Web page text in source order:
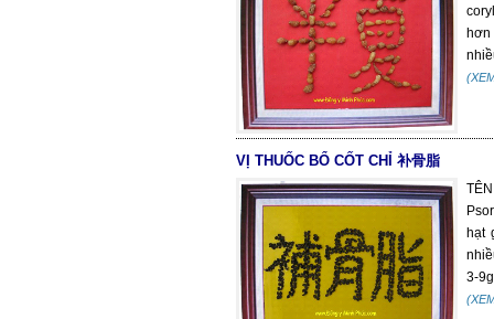
VỊ THUỐC BỔ CỐT CHỈ 补骨脂
hạt
3-